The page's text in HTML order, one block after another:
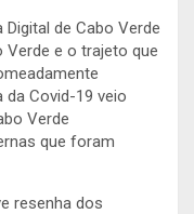
de Cabo Verde
Verde e o trajeto que
Covid-19 veio
Verde
que foram
resenha dos